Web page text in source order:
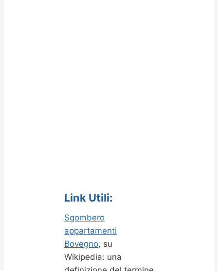
Link Utili:
Sgombero
appartamenti
Bovegno, su
Wikipedia: una